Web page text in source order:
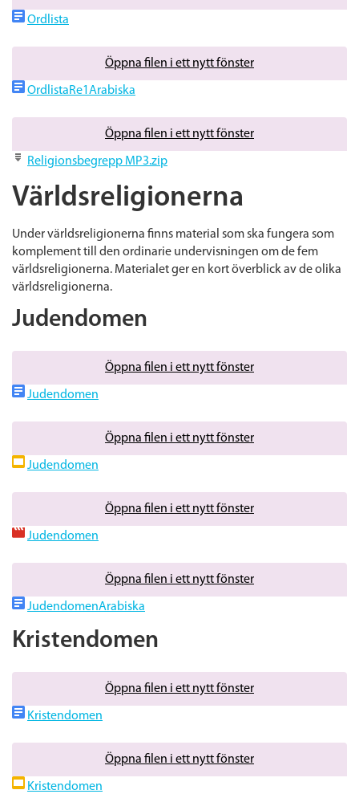
Ordlista
Öppna filen i ett nytt fönster
OrdlistaRe1Arabiska
Öppna filen i ett nytt fönster
Religionsbegrepp MP3.zip
Världsreligionerna
Under världsreligionerna finns material som ska fungera som
komplement till den ordinarie undervisningen om de fem
världsreligionerna. Materialet ger en kort överblick av de olika
världsreligionerna.
Judendomen
Öppna filen i ett nytt fönster
Judendomen
Öppna filen i ett nytt fönster
Judendomen
Öppna filen i ett nytt fönster
Judendomen
Öppna filen i ett nytt fönster
JudendomenArabiska
Kristendomen
Öppna filen i ett nytt fönster
Kristendomen
Öppna filen i ett nytt fönster
Kristendomen